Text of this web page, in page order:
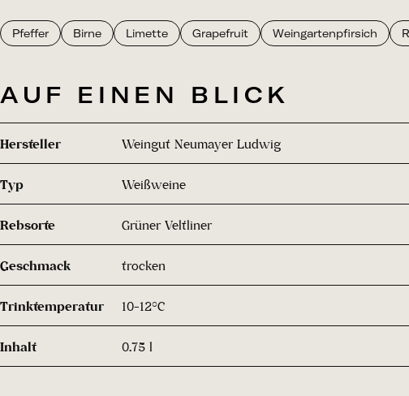
Pfeffer Birne Limette Grapefruit Weingartenpfirsich
AUF EINEN BLICK
Hersteller Weingut Neumayer Ludwig
Typ Weißweine
Rebsorte Grüner Veltliner
Geschmack trocken
Trinktemperatur 10-12°C
Inhalt 0.75 l